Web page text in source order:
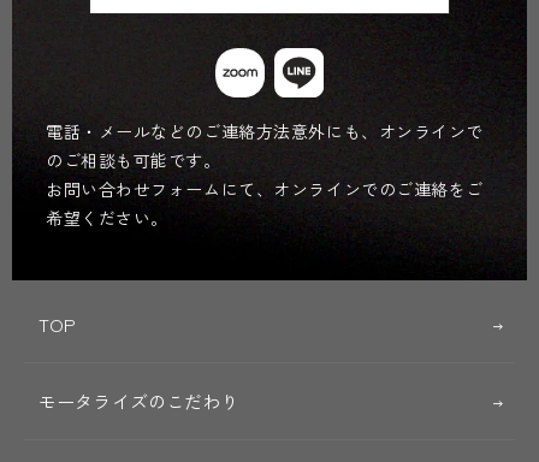
電話・メールなどのご連絡方法意外にも、オンラインで
のご相談も可能です。
お問い合わせフォームにて、オンラインでのご連絡をご
希望ください。
TOP
モータライズのこだわり